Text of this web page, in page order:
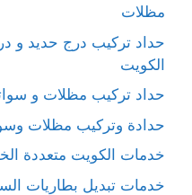
مظلات
حداد تركيب درج حديد و
الكويت
حداد تركيب مظلات و
حدادة وتركيب مظلات
خدمات الكويت متعددة
خدمات تبديل بطاريات